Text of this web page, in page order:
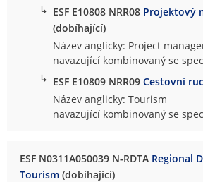
↳ ESF E10808 NRR08 Projektový
(dobíhající)
Název anglicky: Project
navazující kombinovaný se
↳ ESF E10809 NRR09Cestovní
Název anglicky: Tourism
navazující kombinovaný se
ESF N0311A050039 N-RDTA Regional
Tourism (dobíhající)